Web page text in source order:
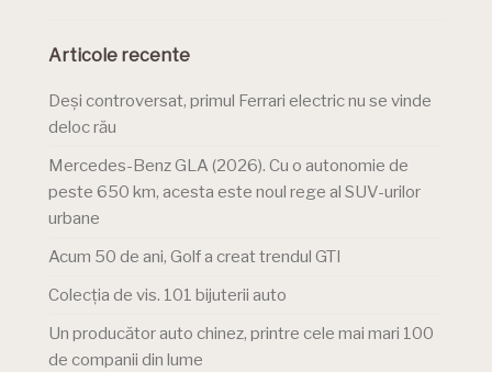
Articole recente
Deși controversat, primul Ferrari electric nu se vinde
deloc rău
Mercedes-Benz GLA (2026). Cu o autonomie de
peste 650 km, acesta este noul rege al SUV-urilor
urbane
Acum 50 de ani, Golf a creat trendul GTI
Colecția de vis. 101 bijuterii auto
Un producător auto chinez, printre cele mai mari 100
de companii din lume